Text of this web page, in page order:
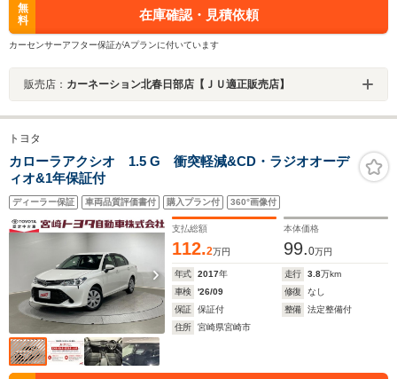
無
料
在庫確認・見積依頼
カーセンサーアフター保証がAプランに付いています
販売店： カーネーション北春日部店【ＪＵ適正販売店】
トヨタ
カローラアクシオ 1.5 G 衝突軽減&CD・ラジオオーデ
ィオ&1年保証付
ディーラー保証 車両品質評価書付 購入プラン付 360°画像付
支払総額
112.2万円
本体価格
99.0万円
年式 2017年 走行 3.8万km
車検
'26/09 修復
なし
保証
保証付 整備
法定整備付
住所
宮崎県宮崎市